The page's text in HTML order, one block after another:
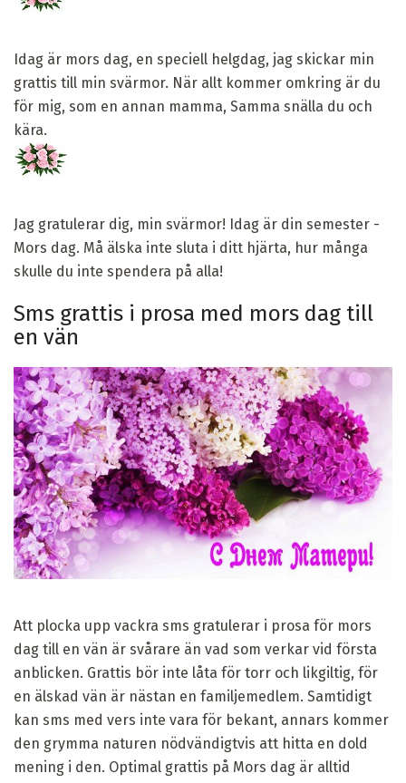
Idag är mors dag, en speciell helgdag, jag skickar min
grattis till min svärmor. När allt kommer omkring är du
för mig, som en annan mamma, Samma snälla du och
kära.
Jag gratulerar dig, min svärmor! Idag är din semester -
Mors dag. Må älska inte sluta i ditt hjärta, hur många
skulle du inte spendera på alla!
Sms grattis i prosa med mors dag till
en vän
Att plocka upp vackra sms gratulerar i prosa för mors
dag till en vän är svårare än vad som verkar vid första
anblicken. Grattis bör inte låta för torr och likgiltig, för
en älskad vän är nästan en familjemedlem. Samtidigt
kan sms med vers inte vara för bekant, annars kommer
den grymma naturen nödvändigtvis att hitta en dold
mening i den. Optimal grattis på Mors dag är alltid